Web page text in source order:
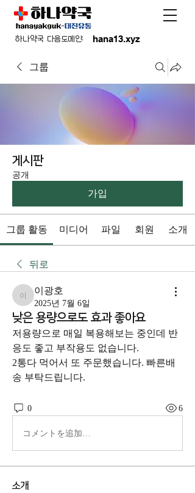
hana13.xyz
하나약국 다음도메인:
그룹
게시판
공개
가입
그룹 활동 미디어 파일 회원 소개
뒤로
이광호
이광호
2025년 7월 6일
낮은 용량으로도 효과 좋아요
저용량으로 매일 복용해보는 중인데 반
응도 좋고 부작용도 없습니다.
2통다 먹어서 또 주문했습니다. 빠른배
송 부탁드립니다.
0 6
コメントを追加…
소개